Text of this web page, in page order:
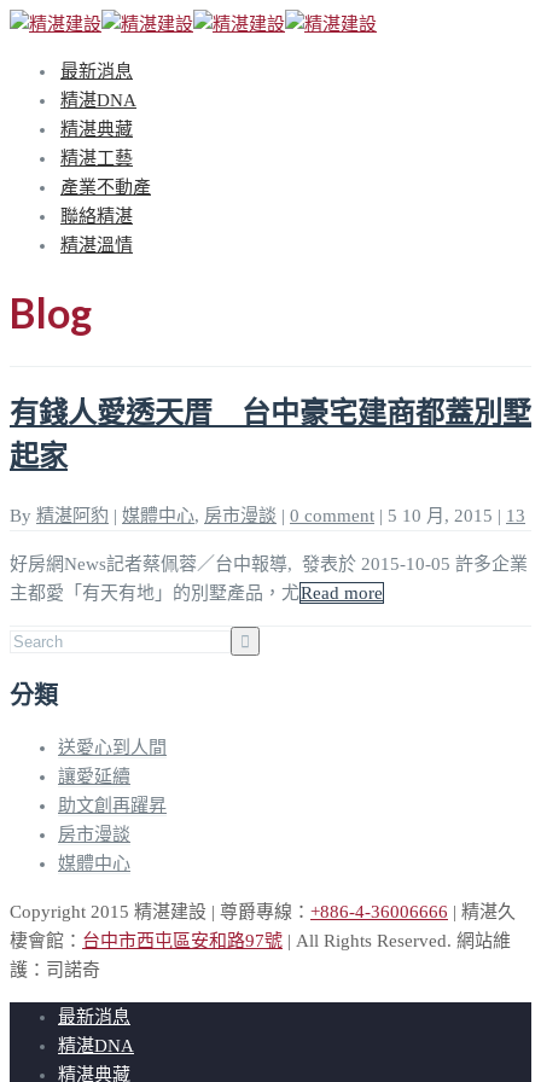
最新消息
精湛DNA
精湛典藏
精湛工藝
產業不動產
聯絡精湛
精湛溫情
Blog
有錢人愛透天厝 台中豪宅建商都蓋別墅
起家
By 精湛阿豹 | 媒體中心, 房市漫談 | 0 comment | 5 10 月, 2015 | 13
好房網News記者蔡佩蓉／台中報導, 發表於 2015-10-05 許多企業
主都愛「有天有地」的別墅產品，尤Read more
分類
送愛心到人間
讓愛延續
助文創再躍昇
房市漫談
媒體中心
Copyright 2015 精湛建設 | 尊爵專線： +886-4-36006666 | 精湛久
棲會館： 台中市西屯區安和路97號 | All Rights Reserved. 網站維
護：司諾奇
最新消息
精湛DNA
精湛典藏